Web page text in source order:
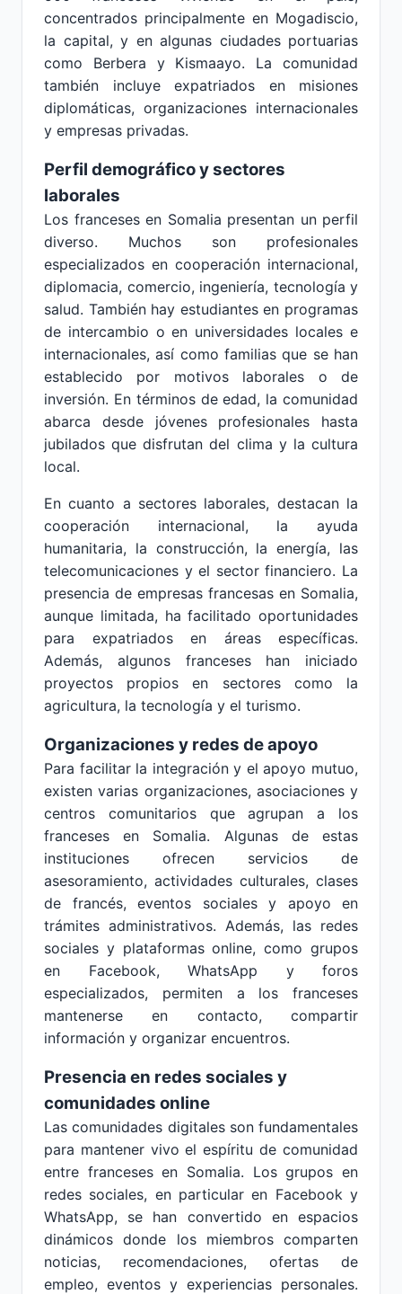
concentrados principalmente en Mogadiscio,
la capital, y en algunas ciudades portuarias
como Berbera y Kismaayo. La comunidad
también incluye expatriados en misiones
diplomáticas, organizaciones internacionales
y empresas privadas.
Perfil demográfico y sectores
laborales
Los franceses en Somalia presentan un perfil
diverso. Muchos son profesionales
especializados en cooperación internacional,
diplomacia, comercio, ingeniería, tecnología y
salud. También hay estudiantes en programas
de intercambio o en universidades locales e
internacionales, así como familias que se han
establecido por motivos laborales o de
inversión. En términos de edad, la comunidad
abarca desde jóvenes profesionales hasta
jubilados que disfrutan del clima y la cultura
local.
En cuanto a sectores laborales, destacan la
cooperación internacional, la ayuda
humanitaria, la construcción, la energía, las
telecomunicaciones y el sector financiero. La
presencia de empresas francesas en Somalia,
aunque limitada, ha facilitado oportunidades
para expatriados en áreas específicas.
Además, algunos franceses han iniciado
proyectos propios en sectores como la
agricultura, la tecnología y el turismo.
Organizaciones y redes de apoyo
Para facilitar la integración y el apoyo mutuo,
existen varias organizaciones, asociaciones y
centros comunitarios que agrupan a los
franceses en Somalia. Algunas de estas
instituciones ofrecen servicios de
asesoramiento, actividades culturales, clases
de francés, eventos sociales y apoyo en
trámites administrativos. Además, las redes
sociales y plataformas online, como grupos
en Facebook, WhatsApp y foros
especializados, permiten a los franceses
mantenerse en contacto, compartir
información y organizar encuentros.
Presencia en redes sociales y
comunidades online
Las comunidades digitales son fundamentales
para mantener vivo el espíritu de comunidad
entre franceses en Somalia. Los grupos en
redes sociales, en particular en Facebook y
WhatsApp, se han convertido en espacios
dinámicos donde los miembros comparten
noticias, recomendaciones, ofertas de
empleo, eventos y experiencias personales.